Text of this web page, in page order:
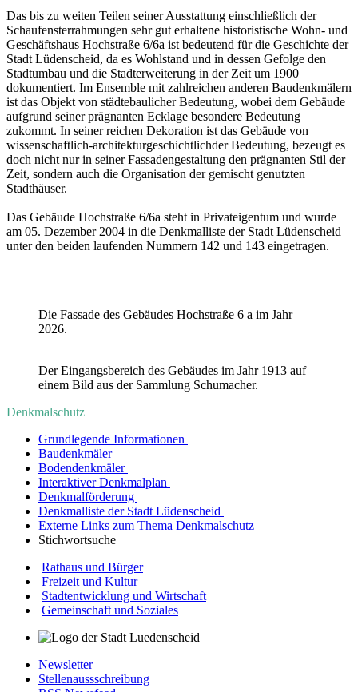
Das bis zu weiten Teilen seiner Ausstattung einschließlich der
Schaufensterrahmungen sehr gut erhaltene historistische Wohn- und
Geschäftshaus Hochstraße 6/6a ist bedeutend für die Geschichte der
Stadt Lüdenscheid, da es Wohlstand und in dessen Gefolge den
Stadtumbau und die Stadterweiterung in der Zeit um 1900
dokumentiert. Im Ensemble mit zahlreichen anderen Baudenkmälern
ist das Objekt von städtebaulicher Bedeutung, wobei dem Gebäude
aufgrund seiner prägnanten Ecklage besondere Bedeutung
zukommt. In seiner reichen Dekoration ist das Gebäude von
wissenschaftlich-architekturgeschichtlichder Bedeutung, bezeugt es
doch nicht nur in seiner Fassadengestaltung den prägnanten Stil der
Zeit, sondern auch die Organisation der gemischt genutzten
Stadthäuser.
Das Gebäude Hochstraße 6/6a steht in Privateigentum und wurde
am 05. Dezember 2004 in die Denkmalliste der Stadt Lüdenscheid
unter den beiden laufenden Nummern 142 und 143 eingetragen.
Die Fassade des Gebäudes Hochstraße 6 a im Jahr
2026.
Der Eingangsbereich des Gebäudes im Jahr 1913 auf
einem Bild aus der Sammlung Schumacher.
Denkmalschutz
Grundlegende Informationen
Baudenkmäler
Bodendenkmäler
Interaktiver Denkmalplan
Denkmalförderung
Denkmalliste der Stadt Lüdenscheid
Externe Links zum Thema Denkmalschutz
Stichwortsuche
Rathaus und Bürger
Freizeit und Kultur
Stadtentwicklung und Wirtschaft
Gemeinschaft und Soziales
Newsletter
Stellenaussschreibung